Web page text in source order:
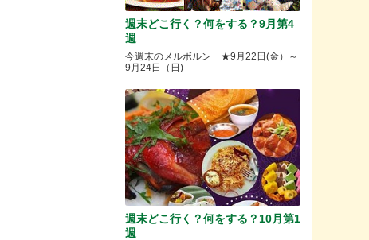
週末どこ行く？何をする？9月第4
週
今週末のメルボルン ★9月22日(金）～
9月24日（日)
週末どこ行く？何をする？10月第1
週